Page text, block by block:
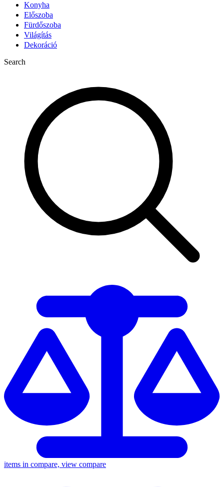
Konyha
Előszoba
Fürdőszoba
Világítás
Dekoráció
Search
items in compare, view compare